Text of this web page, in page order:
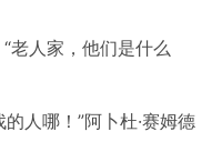
老人家，他们是什么
人哪！”阿卜杜·赛姆德